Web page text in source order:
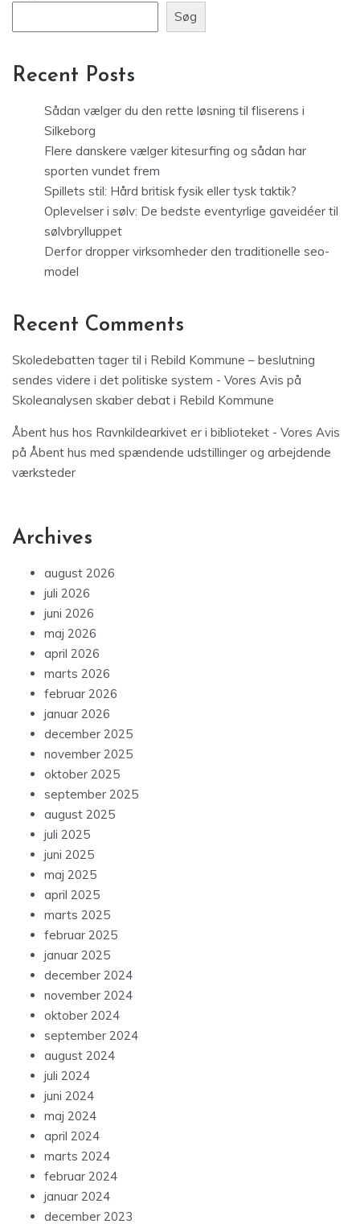
Søg
Recent Posts
Sådan vælger du den rette løsning til fliserens i
Silkeborg
Flere danskere vælger kitesurfing og sådan har
sporten vundet frem
Spillets stil: Hård britisk fysik eller tysk taktik?
Oplevelser i sølv: De bedste eventyrlige gaveidéer til
sølvbrylluppet
Derfor dropper virksomheder den traditionelle seo-
model
Recent Comments
Skoledebatten tager til i Rebild Kommune – beslutning
sendes videre i det politiske system - Vores Avis på
Skoleanalysen skaber debat i Rebild Kommune
Åbent hus hos Ravnkildearkivet er i biblioteket - Vores Avis
på Åbent hus med spændende udstillinger og arbejdende
værksteder
Archives
august 2026
juli 2026
juni 2026
maj 2026
april 2026
marts 2026
februar 2026
januar 2026
december 2025
november 2025
oktober 2025
september 2025
august 2025
juli 2025
juni 2025
maj 2025
april 2025
marts 2025
februar 2025
januar 2025
december 2024
november 2024
oktober 2024
september 2024
august 2024
juli 2024
juni 2024
maj 2024
april 2024
marts 2024
februar 2024
januar 2024
december 2023